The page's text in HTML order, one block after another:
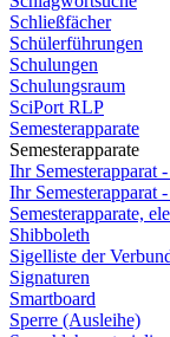
Schließfächer
Schülerführungen
Schulungen
Schulungsraum
SciPort RLP
Semesterapparate
Semesterapparate
Ihr Semesterapparat
Ihr Semesterapparat
Semesterapparate,
Shibboleth
Sigelliste der
Signaturen
Smartboard
Sperre (Ausleihe)